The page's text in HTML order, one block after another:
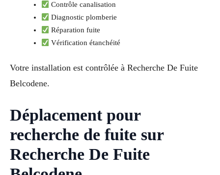
Contrôle canalisation
Diagnostic plomberie
Réparation fuite
Vérification étanchéité
Votre installation est contrôlée à Recherche De Fuite
Belcodene.
Déplacement pour
recherche de fuite sur
Recherche De Fuite